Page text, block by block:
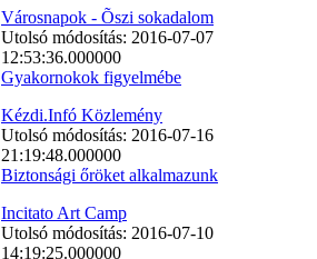
Városnapok - Õszi sokadalom
Utolsó módosítás: 2016-07-07
12:53:36.000000
Gyakornokok figyelmébe
Kézdi.Infó Közlemény
Utolsó módosítás: 2016-07-16
21:19:48.000000
Biztonsági őröket alkalmazunk
Incitato Art Camp
Utolsó módosítás: 2016-07-10
14:19:25.000000